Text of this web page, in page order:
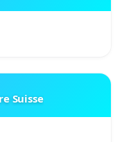
Suisse